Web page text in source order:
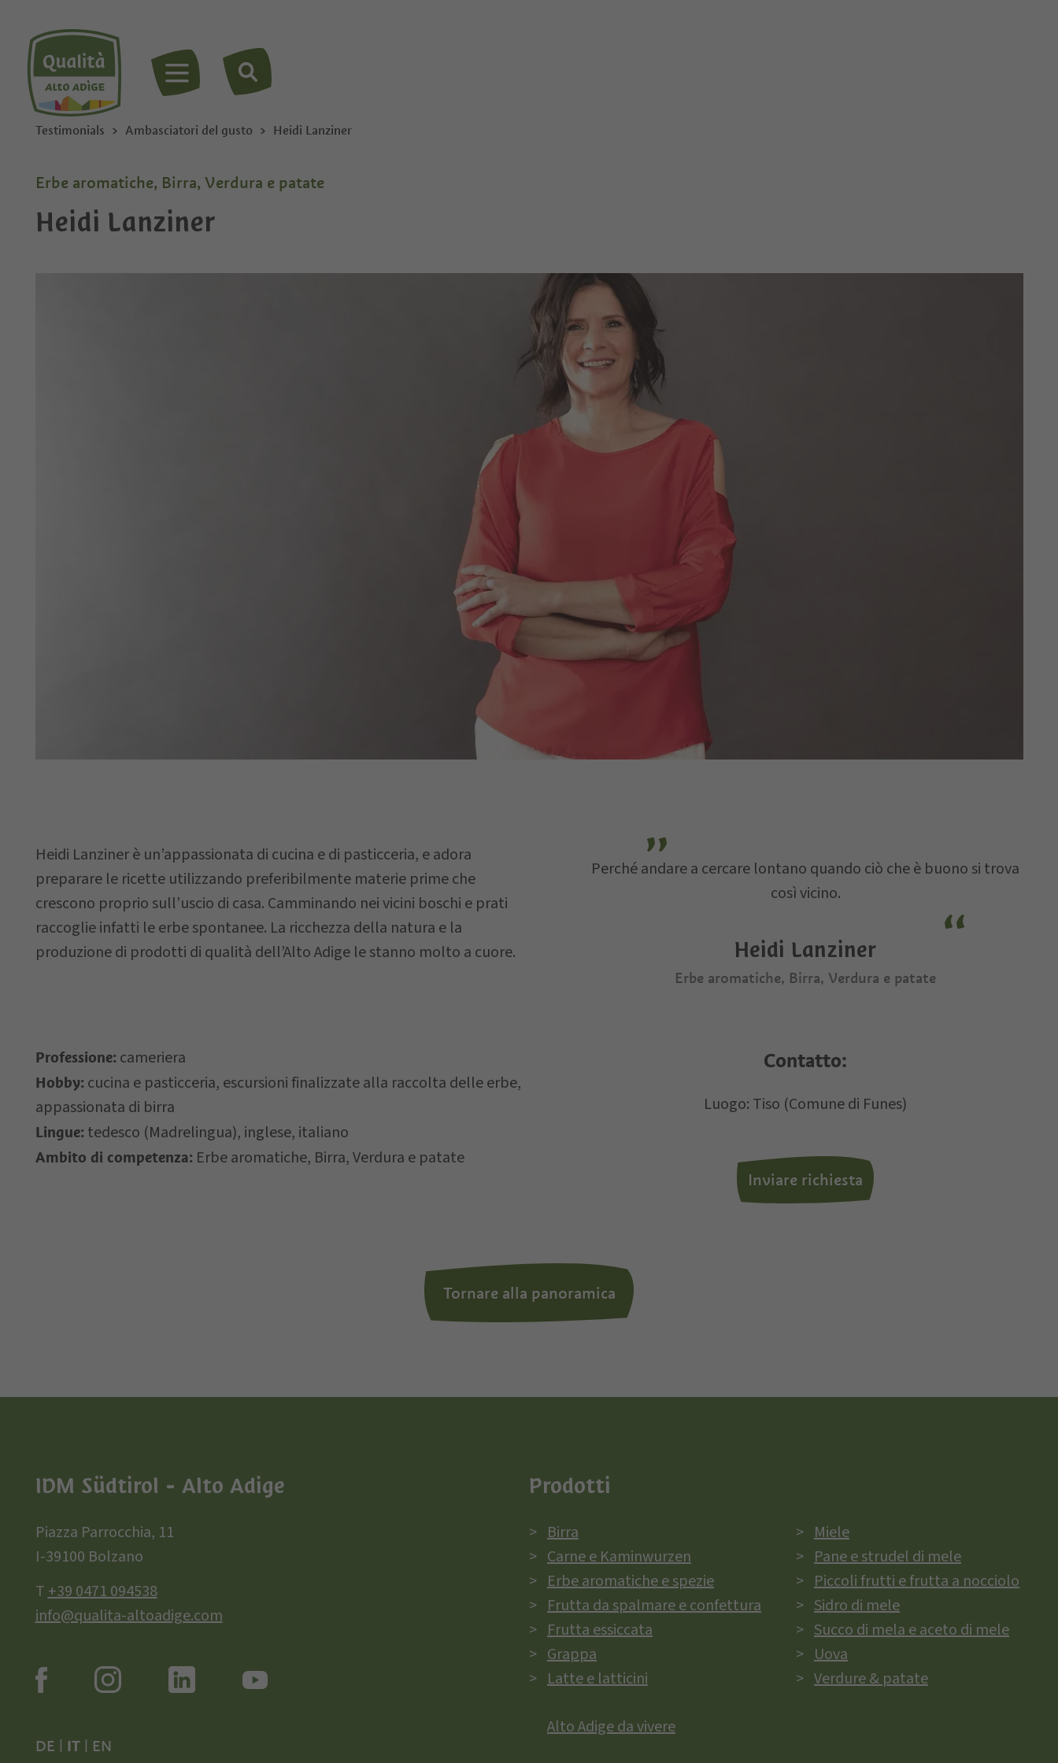
MENU
Testimonials Ambasciatori del gusto Heidi Lanziner
Erbe aromatiche, Birra, Verdura e patate
Heidi Lanziner
Heidi Lanziner è un’appassionata di cucina e di pasticceria, e adora
preparare le ricette utilizzando preferibilmente materie prime che
crescono proprio sull’uscio di casa. Camminando nei vicini boschi e prati
raccoglie infatti le erbe spontanee. La ricchezza della natura e la
produzione di prodotti di qualità dell’Alto Adige le stanno molto a cuore.
Perché andare a cercare lontano quando ciò che è buono si trova
così vicino.
Heidi Lanziner
Erbe aromatiche, Birra, Verdura e patate
Professione:cameriera
Hobby:cucina e pasticceria, escursioni finalizzate alla raccolta delle erbe,
appassionata di birra
Lingue:tedesco (Madrelingua), inglese, italiano
Ambito di competenza:Erbe aromatiche, Birra, Verdura e patate
Contatto:
Luogo: Tiso (Comune di Funes)
Inviare richiesta
Tornare alla panoramica
Cognome
Comune
richiesta
Il vostro messaggio…
Letto e compreso laprivacy policy, autorizzo il Titolare al trattamento dei dati personali.
*= campi obbligatori
IDM Südtirol - Alto Adige
Piazza Parrocchia, 11
I-39100 Bolzano
T+39 0471 094538
info@qualita-altoadige.com
DE IT| EN
Prodotti
Birra
Carne e Kaminwurzen
Erbe aromatiche e spezie
Frutta da spalmare e confettura
Frutta essiccata
Grappa
Latte e latticini
Miele
Pane e strudel di mele
Piccoli frutti e frutta a nocciolo
Sidro di mele
Succo di mela e aceto di mele
Uova
Verdure & patate
Alto Adige da vivere